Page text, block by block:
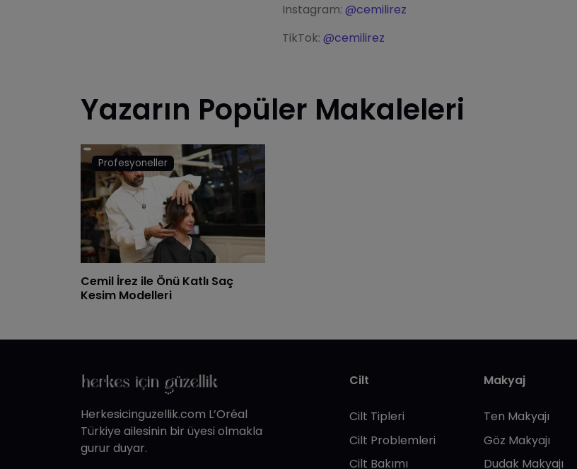
Instagram: @cemilirez
TikTok: @cemilirez
Yazarın Popüler Makaleleri
Profesyoneller
Cemil İrez ile Önü Katlı Saç
Kesim Modelleri
Herkesicinguzellik.com L’Oréal
Türkiye ailesinin bir üyesi olmakla
gurur duyar.
Cilt
Cilt Tipleri
Cilt Problemleri
Cilt Bakımı
Makyaj
Ten Makyajı
Göz Makyajı
Dudak Makyajı